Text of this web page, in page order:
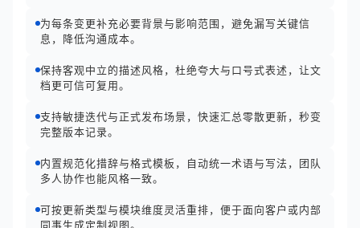
为每条变更补充必要背景与影响范围，避免漏写关键信
息，降低沟通成本。
保持客观中立的描述风格，杜绝夸大与口号式表述，让文
档更可信可复用。
支持敏捷迭代与正式发布场景，快速汇总零散更新，秒变
完整版本记录。
内置规范化措辞与格式模板，自动统一术语与写法，团队
多人协作也能风格一致。
可按更新类型与模块维度灵活重排，便于面向客户或内部
同事生成定制视图。